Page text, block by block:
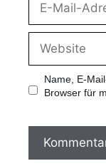
Name, E-
Browser für